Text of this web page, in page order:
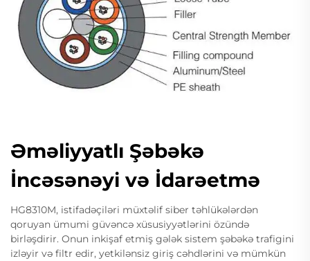
Əməliyyatlı Şəbəkə
İncəsənəyi və İdarəetmə
HG8310M, istifadəçiləri müxtəlif siber təhlükələrdən
qoruyan ümumi güvəncə xüsusiyyətlərini özündə
birləşdirir. Onun inkişaf etmiş gələk sistem şəbəkə trafigini
izləyir və filtr edir, yetkilənsiz giriş cəhdlərini və mümkün